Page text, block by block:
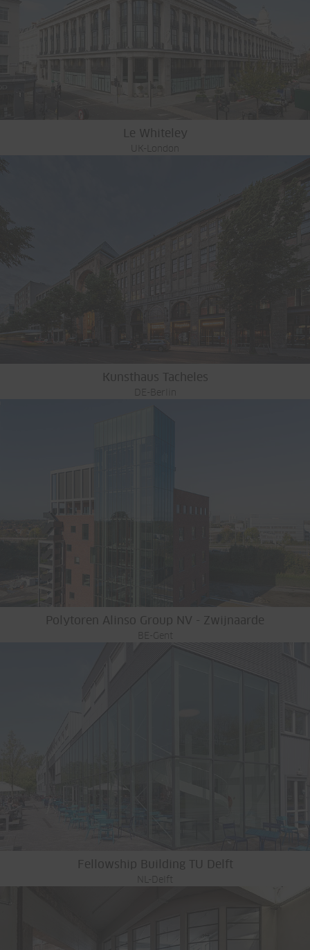
Le Whiteley
UK-London
Kunsthaus Tacheles
DE-Berlin
Polytoren Alinso Group NV - Zwijnaarde
BE-Gent
Fellowship Building TU Delft
NL-Delft